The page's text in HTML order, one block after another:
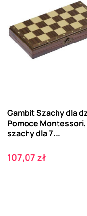
Gambit Szachy dla
Pomoce Montessori,
szachy dla 7...
Cena
107,07 zł